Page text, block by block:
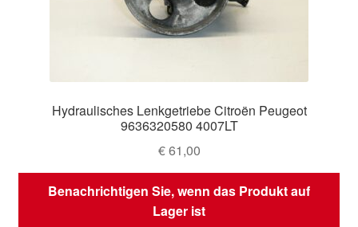
Hydraulisches Lenkgetriebe Citroën Peugeot
9636320580 4007LT
€61,00
Benachrichtigen Sie, wenn das Produkt auf
Lager ist